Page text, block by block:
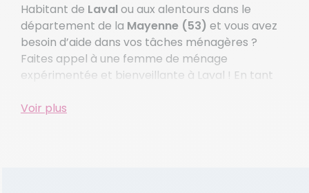
Habitant de Lavalou aux alentours dans le
département de la Mayenne (53) et vous avez
besoin d’aide dans vos tâches ménagères ?
Faites appel à une femme de ménage
expérimentée et bienveillante à Laval ! En tant
région, nous mettons à votre disposition des
Voir plus